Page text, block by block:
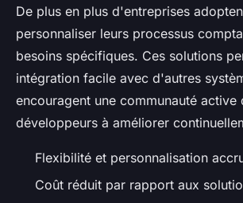
De plus en plus d'entreprises
personnaliser leurs processus
besoins spécifiques. Ces solutions
intégration facile avec d'autres
encouragent une communauté active
développeurs à améliorer
Flexibilité et personnalisation
Coût réduit par rapport aux